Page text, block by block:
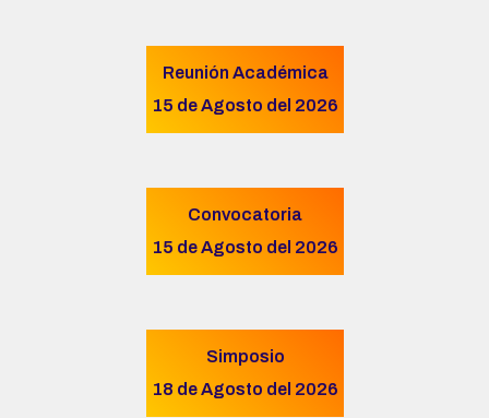
Reunión Académica
15 de Agosto del 2026
Convocatoria
15 de Agosto del 2026
Simposio
18 de Agosto del 2026